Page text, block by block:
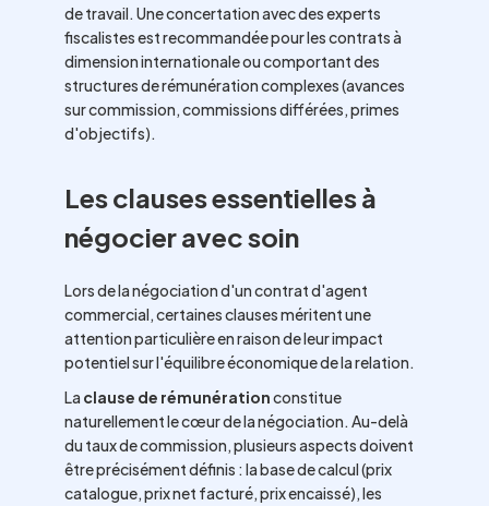
de travail. Une concertation avec des experts
fiscalistes est recommandée pour les contrats à
dimension internationale ou comportant des
structures de rémunération complexes (avances
sur commission, commissions différées, primes
d'objectifs).
Les clauses essentielles à
négocier avec soin
Lors de la négociation d'un contrat d'agent
commercial, certaines clauses méritent une
attention particulière en raison de leur impact
potentiel sur l'équilibre économique de la relation.
La clause de rémunérationconstitue
naturellement le cœur de la négociation. Au-delà
du taux de commission, plusieurs aspects doivent
être précisément définis : la base de calcul (prix
catalogue, prix net facturé, prix encaissé), les